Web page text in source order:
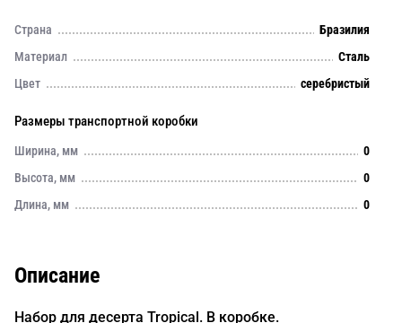
Страна
Бразилия
Материал
Сталь
Цвет
серебристый
Размеры транспортной коробки
Ширина, мм
0
Высота, мм
0
Длина, мм
0
Описание
Набор для десерта Tropical. В коробке.